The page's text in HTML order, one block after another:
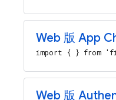
Web 版 App
import { } from
Web 版